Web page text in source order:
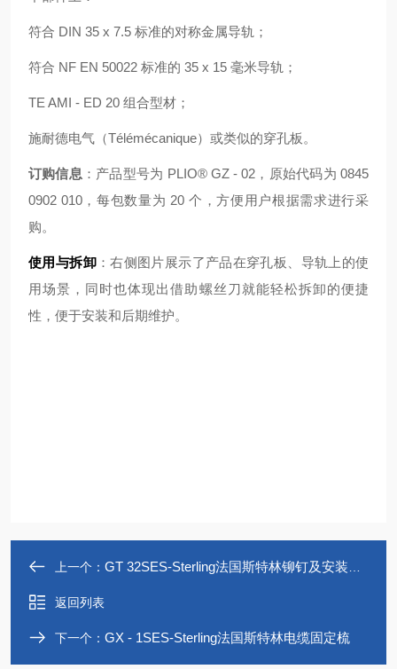
符合 DIN 35 x 7.5 标准的对称金属导轨；
符合 NF EN 50022 标准的 35 x 15 毫米导轨；
TE AMI - ED 20 组合型材；
施耐德电气（Télémécanique）或类似的穿孔板。
订购信息 ：产品型号为 PLIO® GZ - 02，原始代码为 0845
0902 010，每包数量为 20 个，方便用户根据需求进行采
购。
使用与拆卸：右侧图片展示了产品在穿孔板、导轨上的使
用场景，同时也体现出借助螺丝刀就能轻松拆卸的便捷
性，便于安装和后期维护。
上一个： GT 32SES-Sterling法国斯特林铆钉及安装工具GT
返回列表
下一个： GX - 1SES-Sterling法国斯特林电缆固定梳